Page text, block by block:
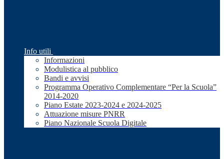
Info utili
Informazioni
Modulistica al pubblico
Bandi e avvisi
Programma Operativo Complementare “Per la Scuola”
2014-2020
Piano Estate 2023-2024 e 2024-2025
Attuazione misure PNRR
Piano Nazionale Scuola Digitale